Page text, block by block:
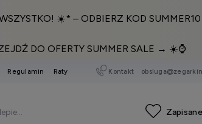
☀️* – ODBIERZ KOD
DO OFERTY SUMMER SALE → ☀️⌚️
Regulamin Raty Kontakt